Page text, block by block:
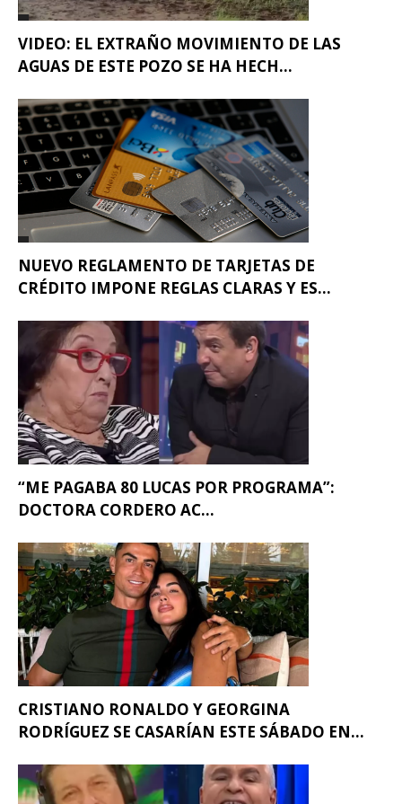
VIDEO: EL EXTRAÑO MOVIMIENTO DE LAS
AGUAS DE ESTE POZO SE HA HECH...
NUEVO REGLAMENTO DE TARJETAS DE
CRÉDITO IMPONE REGLAS CLARAS Y ES...
“ME PAGABA 80 LUCAS POR PROGRAMA”:
DOCTORA CORDERO AC...
CRISTIANO RONALDO Y GEORGINA
RODRÍGUEZ SE CASARÍAN ESTE SÁBADO EN...